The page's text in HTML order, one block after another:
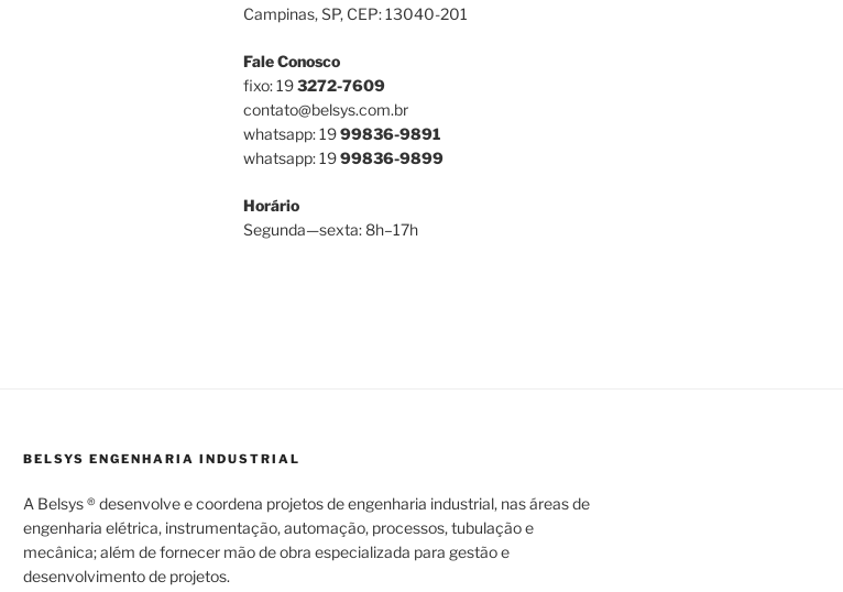
Campinas, SP, CEP: 13040-201
Fale Conosco
fixo: 193272-7609
contato@belsys.com.br
whatsapp: 1999836-9891
whatsapp: 1999836-9899
Horário
Segunda—sexta: 8h–17h
BELSYS ENGENHARIA INDUSTRIAL
A Belsys ® desenvolve e coordena projetos de engenharia industrial, nas áreas de
engenharia elétrica, instrumentação, automação, processos, tubulação e
mecânica; além de fornecer mão de obra especializada para gestão e
desenvolvimento de projetos.